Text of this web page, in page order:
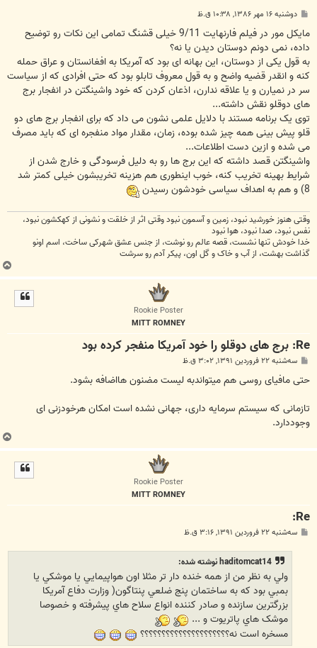
پ
ت
دوشنبه ۱۶ مهر ۱۳۸۶, ۱۰:۳۸ ق.ظ
مایکل مور در فیلم فارنهایت 9/11 خیلی قشنگ تمامی این نکات رو توضیح
داده، نمی دونم دوستان دیدن یا نه؟
به قول یکی از دوستان، این بهانه ای بود که آمریکا به افغانستان و عراق حمله
کنه و انقدر قضیه واضح و به قول معروف تابلو بود که حتی افرادی که از سیاست
سر در نمیارن و یا علاقه ندارن، اذعان کردن که خود واشینگتن در انفجار برج
های دوقلو نقش داشته...
توی یک برنامه مستند با دلایل علمی نشون می داد که برای انفجار برج های دو
قلو پیش بینی همه چیز شده بوده، زمان، مقدار مواد منفجره ای که باید مصرف
می شده و ازین دست اطلاعات...
واشینگتن قصد داشته که این برج ها رو به دلیل فرسودگی و خارج شدن از
شرایط بهینه تخریب کنه، خوب اینطوری هم هزینه تخریبشون خیلی کمتر شد
8) و هم به اهداف سیاسی خودشون رسیدن
وقتی هنوز خورشید نبود، زمین و آسمون نبود وقتی اثر از خلقت و نشونی از کهکشون نبود،
نفس نبود، صدا نبود، هوا نبود
خدا خودش تنها نشست، قصه عالم رو نوشت، از جنس عشق شهرکی ساخت، اسم اونو
گذاشت بهشت، از آب و خاک و گل اون، پیکر آدم رو سرشت
ب
ا
Rookie Poster
MITT ROMNEY
Re: برج های دوقلو را خود آمریکا منفجر کرده بود
پ
ت
سه‌شنبه ۲۲ فروردین ۱۳۹۱, ۳:۰۲ ق.ظ
حتی مافیای روسی هم میتواندبه لیست مضنون هااضافه بشود.
تازمانی که سیستم سرمایه داری، جهانی نشده است امکان هرخودزنی ای
وجوددارد.
ب
ا
Rookie Poster
MITT ROMNEY
Re:
پ سه‌شنبه ۲۲ فروردین ۱۳۹۱, ۳:۱۶ ق.ظ
haditomcat14 نوشته شده:
ولي به نظر من از همه خنده دار تر مثلا اون هواپيمايي يا موشکي يا
بمبي بود که به ساختمان پنج ضلعي پنتاگون( وزارت دفاع آمريکا
بزرگترين سازنده و صادر کننده انواع سلاح هاي پيشرفته و خصوصا
موشک هاي پاتريوت و ...
مسخره است نه؟؟؟؟؟؟؟؟؟؟؟؟؟؟؟؟؟؟؟؟؟